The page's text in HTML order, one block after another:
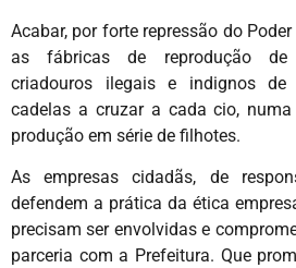
Acabar, por forte repressão do
as fábricas de reprodução de
criadouros ilegais e indignos de
cadelas a cruzar a cada cio,
produção em série de filhotes.
As empresas cidadãs, de
defendem a prática da ética
precisam ser envolvidas e
parceria com a Prefeitura. Que